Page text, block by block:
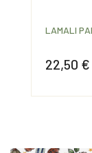
22,50 €
LAMALI